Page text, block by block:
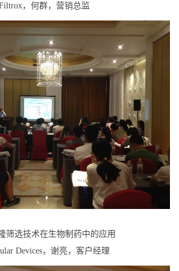
，何群，营销总监
筛选技术在生物制药中的应用
Devices，谢亮，客户经理